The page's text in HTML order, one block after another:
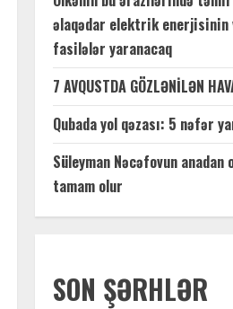
əlaqədar elektrik enerjisinin
fasilələr yaranacaq
7 AVQUSTDA GÖZLƏNİLƏN
Qubada yol qəzası: 5 nəfər
Süleyman Nəcəfovun anadan
tamam olur
SON ŞƏRHLƏR